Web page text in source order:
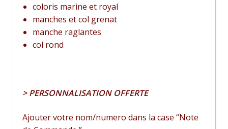
coloris marine et royal
manches et col grenat
manche raglantes
col rond
> PERSONNALISATION OFFERTE
Ajouter votre nom/numero dans la case “Note